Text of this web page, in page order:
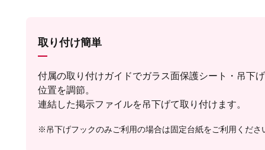
取り付け簡単
付属の取り付けガイドでガラス面保護シート・吊下
位置を調節。
連結した掲示ファイルを吊下げて取り付けます。
※吊下げフックのみご利用の場合は固定台紙をご利用くださ